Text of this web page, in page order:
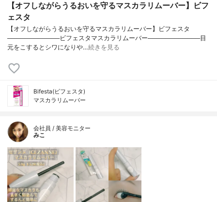
【オフしながらうるおいを守るマスカラリムーバー】ビフ
ェスタ
【オフしながらうるおいを守るマスカラリムーバー】ビフェスタ
────────────ビフェスタマスカラリムーバー────────────目
元をこするとシワになりや…続きを見る
Bifesta(ビフェスタ)
マスカラリムーバー
会社員 / 美容モニター
みこ